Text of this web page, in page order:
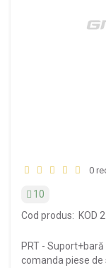
0
10
Cod produs: KOD
PRT -
comanda piese